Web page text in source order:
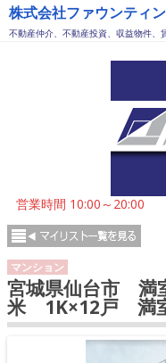
株式会社ファウンティン
不動産仲介、不動産投資、収益物件、
営業時間 10:00～20:00
マンション
宮城県仙台市 満
米 1K×12戸 満